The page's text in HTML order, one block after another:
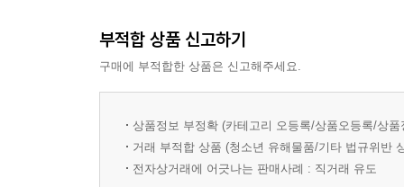
04. 연구개발 관점에서 본 딥테크 영역
스토크 관점의 난제 해결 경로
01. 딥테크가 성장하는 환경
새로운 플랫폼 기술의 등장 | 낮아진 신기술 진입
부적합 상품 신고하기
구매에 부적합한 상품은 신고해주세요.
상품정보 부정확 (카테고리 오등록/상품오등록/상
거래 부적합 상품 (청소년 유해물품/기타 법규위반
전자상거래에 어긋나는 판매사례 : 직거래 유도